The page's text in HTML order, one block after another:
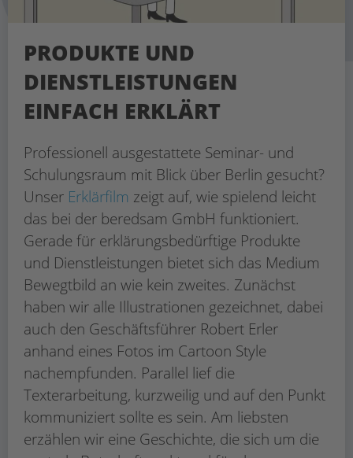
PRODUKTE UND
DIENSTLEISTUNGEN
EINFACH ERKLÄRT
Professionell ausgestattete Seminar- und
Schulungsraum mit Blick über Berlin gesucht?
Unser Erklärfilm zeigt auf, wie spielend leicht
das bei der beredsam GmbH funktioniert.
Gerade für erklärungsbedürftige Produkte
und Dienstleistungen bietet sich das Medium
Bewegtbild an wie kein zweites. Zunächst
haben wir alle Illustrationen gezeichnet, dabei
auch den Geschäftsführer Robert Erler
anhand eines Fotos im Cartoon Style
nachempfunden. Parallel lief die
Texterarbeitung, kurzweilig und auf den Punkt
kommuniziert sollte es sein. Am liebsten
erzählen wir eine Geschichte, die sich um die